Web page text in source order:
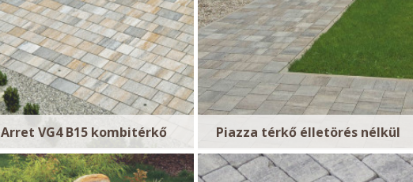
Arret VG4 B15 kombitérkő Piazza térkő élletörés nélkül